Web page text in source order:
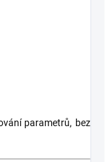
parametrů, bez